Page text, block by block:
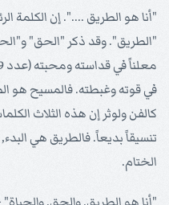
"أنا هو الطريق ....". إن الكلمة
"الطريق". وقد ذكر "الحق"
معلناً في قداسته ومحبته (عدد 9), و"الحياة" هي
في قوته وغبطته. فالمسيح هو
كالفن ولوثر إن هذه الثلاث
تنسيقاً بديعاً. فالطريق هي
الختام.